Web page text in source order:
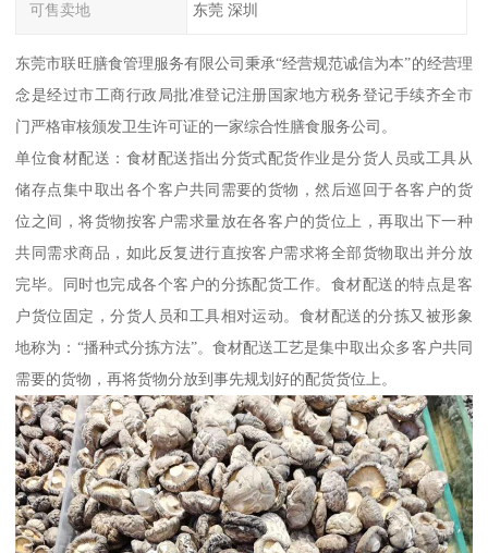
可售卖地 东莞 深圳
东莞市联旺膳食管理服务有限公司秉承“经营规范诚信为本”的经营理
念是经过市工商行政局批准登记注册国家地方税务登记手续齐全市
门严格审核颁发卫生许可证的一家综合性膳食服务公司。
单位食材配送：食材配送指出分货式配货作业是分货人员或工具从
储存点集中取出各个客户共同需要的货物，然后巡回于各客户的货
位之间，将货物按客户需求量放在各客户的货位上，再取出下一种
共同需求商品，如此反复进行直按客户需求将全部货物取出并分放
完毕。同时也完成各个客户的分拣配货工作。食材配送的特点是客
户货位固定，分货人员和工具相对运动。食材配送的分拣又被形象
地称为：“播种式分拣方法”。食材配送工艺是集中取出众多客户共同
需要的货物，再将货物分放到事先规划好的配货货位上。